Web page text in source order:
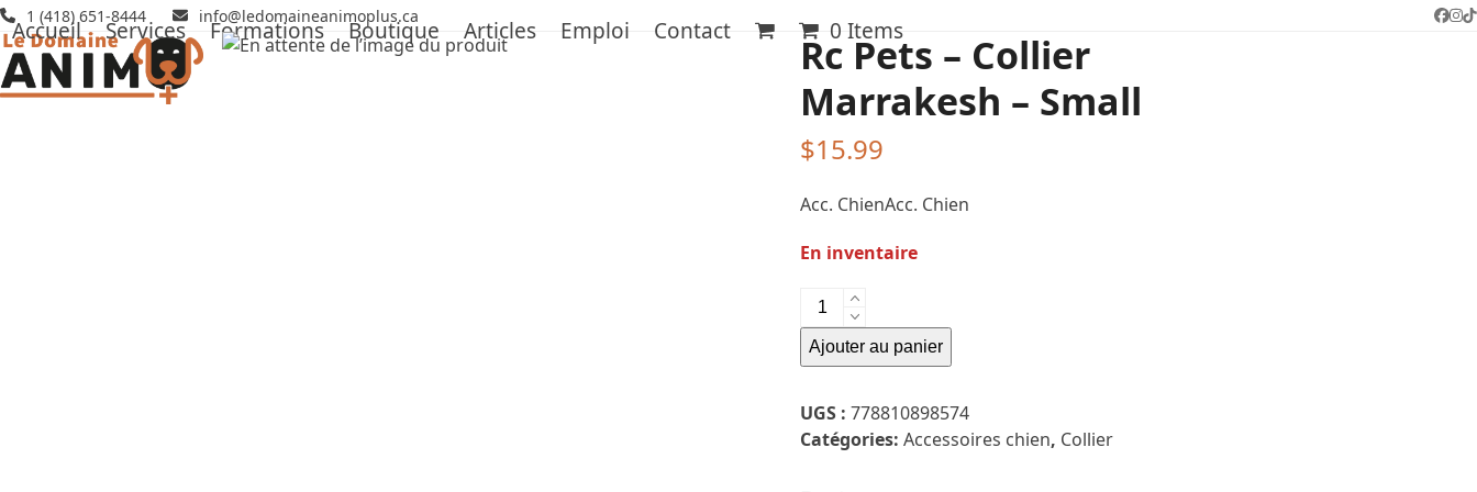
Skip
to
content
1 (418) 651-8444 info@ledomaineanimoplus.ca
Accueil Services Formations Boutique Articles Emploi Contact 0 Items
Rc Pets – Collier
Marrakesh – Small
$15.99
Acc. ChienAcc. Chien
En inventaire
quantité
de
Rc
-
Collier
Marrakesh
Ajouter au panier
UGS :778810898574
Catégories:Accessoires chien, Collier